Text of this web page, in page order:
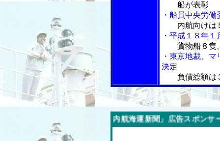
船が表彰
・船員中央労
内航向けは
・平成１８年
貨物船８隻
・東京地裁、
決定
負債総額は
今週の「内航海運新聞」広告スポンサー企業